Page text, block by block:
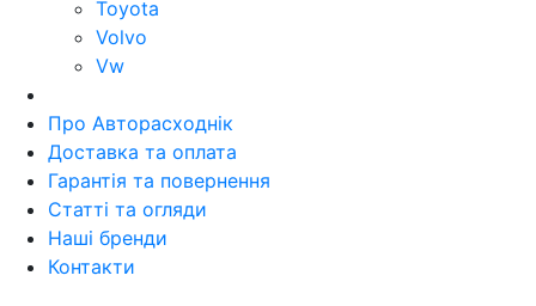
Toyota
Volvo
Vw
Про Авторасходнік
Доставка та оплата
Гарантія та повернення
Статті та огляди
Наші бренди
Контакти